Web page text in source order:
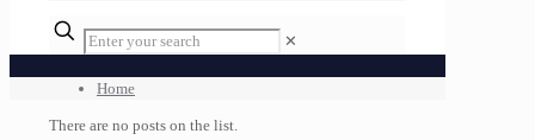
Enter
your
✕
Home
There are no posts on the list.